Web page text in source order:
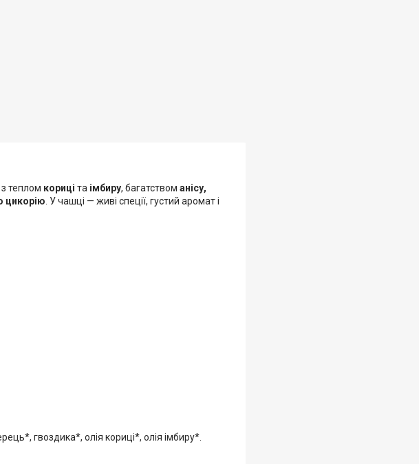
теплом кориці та імбиру, багатством анісу,
цикорію . У чашці — живі спеції, густий аромат і
гвоздика*, олія кориці*, олія імбиру*.